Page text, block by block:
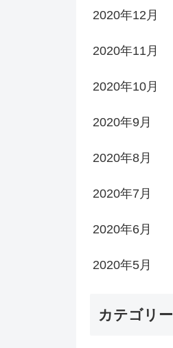
2020年12月
2020年11月
2020年10月
2020年9月
2020年8月
2020年7月
2020年6月
2020年5月
カテゴリー